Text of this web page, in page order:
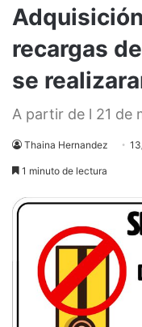
recargas
se
A partir de l 21 de
Thaina Hernandez
1 minuto de lectura